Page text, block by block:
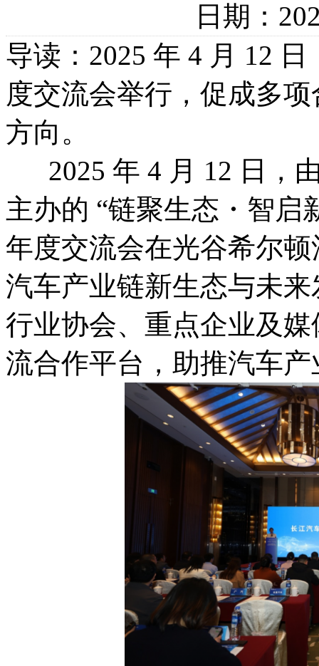
日期：
导读：2025 年 4 月 12
度交流会举行，促成多
方向。
2025 年 4 月 12 日，
主办的 “链聚生态・智启
年度交流会在光谷希尔
汽车产业链新生态与未
行业协会、重点企业及
流合作平台，助推汽车